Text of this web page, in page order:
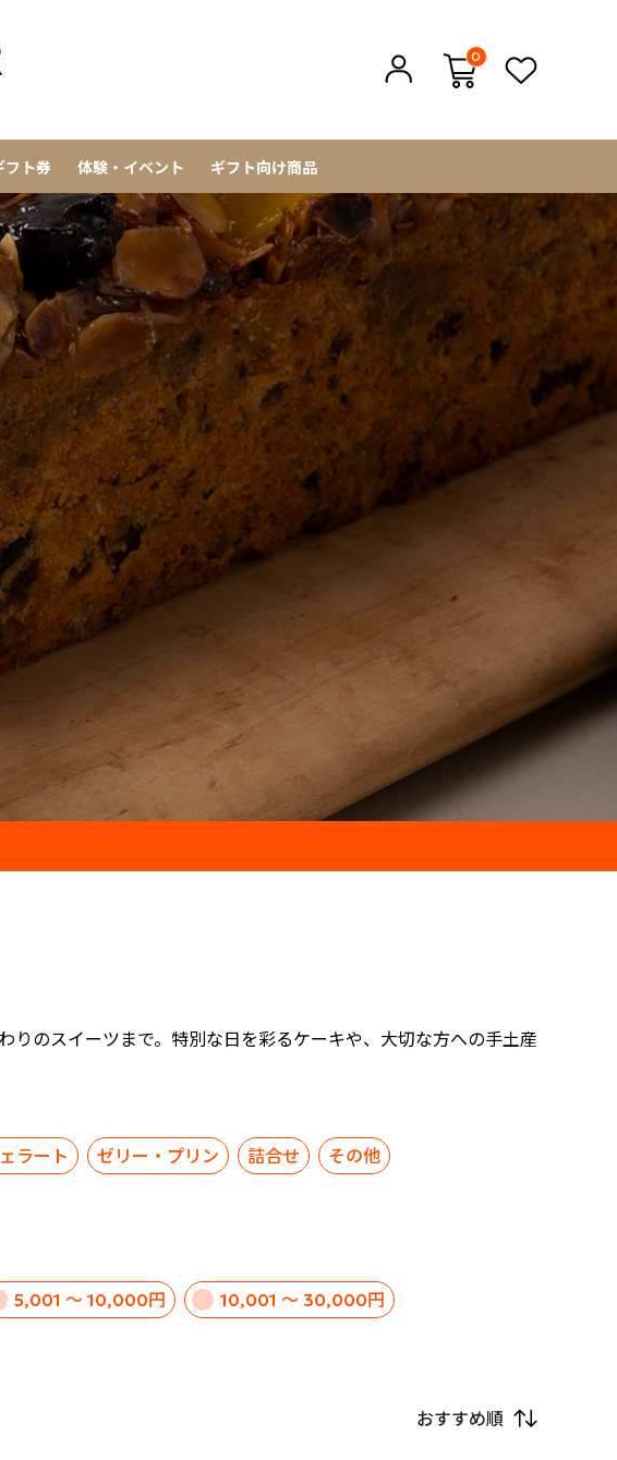
0
フト券 体験・イベント ギフト向け商品
のスイーツまで。特別な日を彩るケーキや、大切な方への手土産
ラート ゼリー・プリン 詰合せ その他
5,001 ～ 10,000円 10,001 ～ 30,000円
おすすめ順